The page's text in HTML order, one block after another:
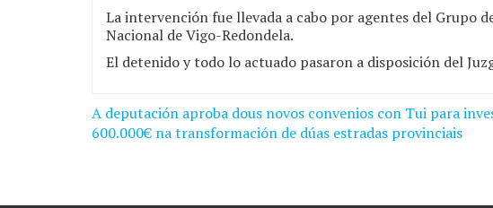
La intervención fue llevada a cabo por agentes del Grupo
Nacional de Vigo-Redondela.
El detenido y todo lo actuado pasaron a disposición del
Navegación
A deputación aproba dous novos convenios con Tui para
600.000€ na transformación de dúas estradas provinciais